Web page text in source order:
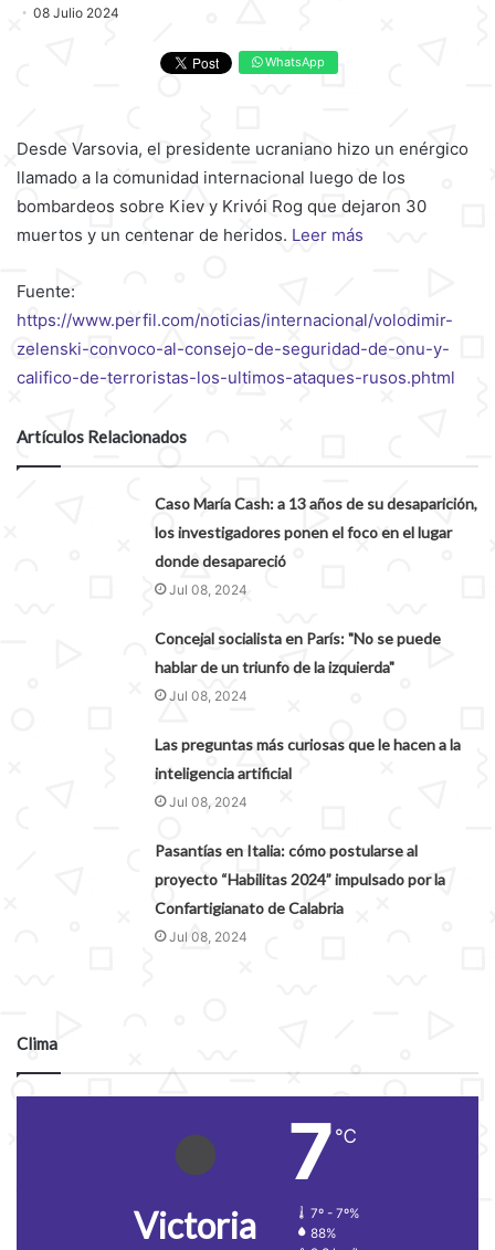
08 Julio 2024
WhatsApp
Desde Varsovia, el presidente ucraniano hizo un enérgico
llamado a la comunidad internacional luego de los
bombardeos sobre Kiev y Krivói Rog que dejaron 30
muertos y un centenar de heridos. Leer más
Fuente:
https://www.perfil.com/noticias/internacional/volodimir-
zelenski-convoco-al-consejo-de-seguridad-de-onu-y-
califico-de-terroristas-los-ultimos-ataques-rusos.phtml
Artículos Relacionados
Caso María Cash: a 13 años de su desaparición,
los investigadores ponen el foco en el lugar
donde desapareció
Jul 08, 2024
Concejal socialista en París: "No se puede
hablar de un triunfo de la izquierda"
Jul 08, 2024
Las preguntas más curiosas que le hacen a la
inteligencia artificial
Jul 08, 2024
Pasantías en Italia: cómo postularse al
proyecto “Habilitas 2024” impulsado por la
Confartigianato de Calabria
Jul 08, 2024
Clima
Victoria
7 ℃
7º - 7º%
88%